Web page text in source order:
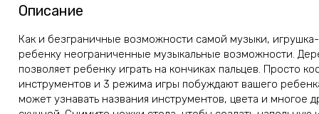
Описание
Как и безграничные возможности самой музыки,
ребенку неограниченные музыкальные возможности.
позволяет ребенку играть на кончиках пальцев. Просто
инструментов и 3 режима игры побуждают вашего
может узнавать названия инструментов, цвета и многое